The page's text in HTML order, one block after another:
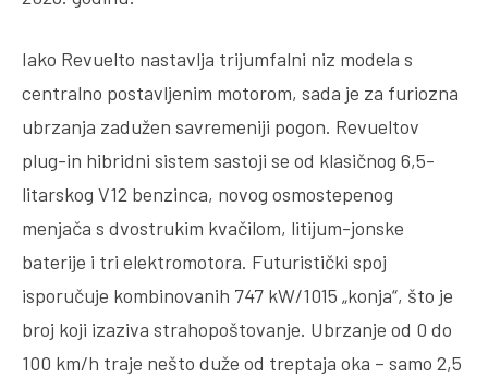
Iako Revuelto nastavlja trijumfalni niz modela s
centralno postavljenim motorom, sada je za furiozna
ubrzanja zadužen savremeniji pogon. Revueltov
plug-in hibridni sistem sastoji se od klasičnog 6,5-
litarskog V12 benzinca, novog osmostepenog
menjača s dvostrukim kvačilom, litijum-jonske
baterije i tri elektromotora. Futuristički spoj
isporučuje kombinovanih 747 kW/1015 „konja“, što je
broj koji izaziva strahopoštovanje. Ubrzanje od 0 do
100 km/h traje nešto duže od treptaja oka – samo 2,5